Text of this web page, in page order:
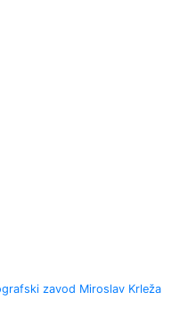
zavod Miroslav Krleža